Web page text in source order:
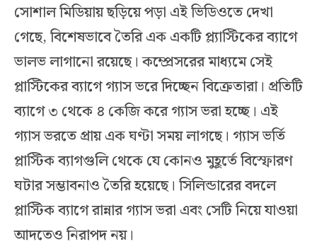
সোশাল মিডিয়ায় ছড়িয়ে পড়া এই ভিডিওতে দেখা
গেছে, বিশেষভাবে তৈরি এক একটি প্ল্যাস্টিকের ব্যাগে
ভালভ লাগানো রয়েছে। কম্প্রেসরের মাধ্যমে সেই
প্লাস্টিকের ব্যাগে গ্যাস ভরে দিচ্ছেন বিক্রেতারা। প্রতিটি
ব্যাগে ৩ থেকে ৪ কেজি করে গ্যাস ভরা হচ্ছে। এই
গ্যাস ভরতে প্রায় এক ঘণ্টা সময় লাগছে। গ্যাস ভর্তি
প্লাস্টিক ব্যাগগুলি থেকে যে কোনও মুহূর্তে বিস্ফোরণ
ঘটার সম্ভাবনাও তৈরি হয়েছে। সিলিন্ডারের বদলে
প্লাস্টিক ব্যাগে রান্নার গ্যাস ভরা এবং সেটি নিয়ে যাওয়া
আদতেও নিরাপদ নয়।